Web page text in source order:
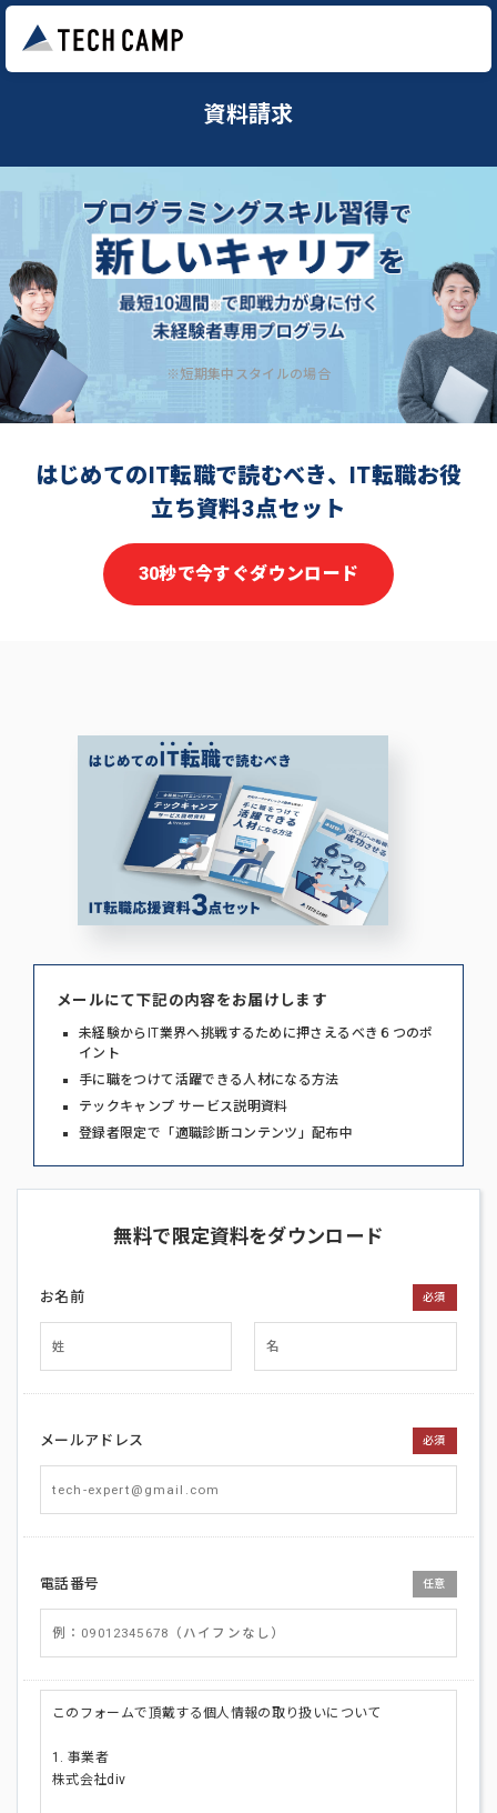
資料請求
※短期集中スタイルの場合
はじめてのIT転職で読むべき、IT転職お役
立ち資料3点セット
30秒で今すぐダウンロード
メールにて下記の内容をお届けします
未経験からIT業界へ挑戦するために押さえるべき６つのポ
イント
手に職をつけて活躍できる人材になる方法
テックキャンプ サービス説明資料
登録者限定で「適職診断コンテンツ」配布中
無料で限定資料をダウンロード
お名前 必須
メールアドレス 必須
電話番号 任意
このフォームで頂戴する個人情報の取り扱いについて
1. 事業者
株式会社div